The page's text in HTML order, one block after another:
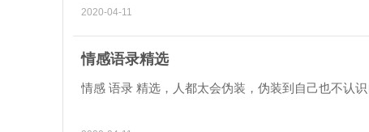
好惨!但这一切竟然心甘...
2020-04-11
情感语录精选
情感 语录 精选，人都太会伪装，伪装到自己也不认